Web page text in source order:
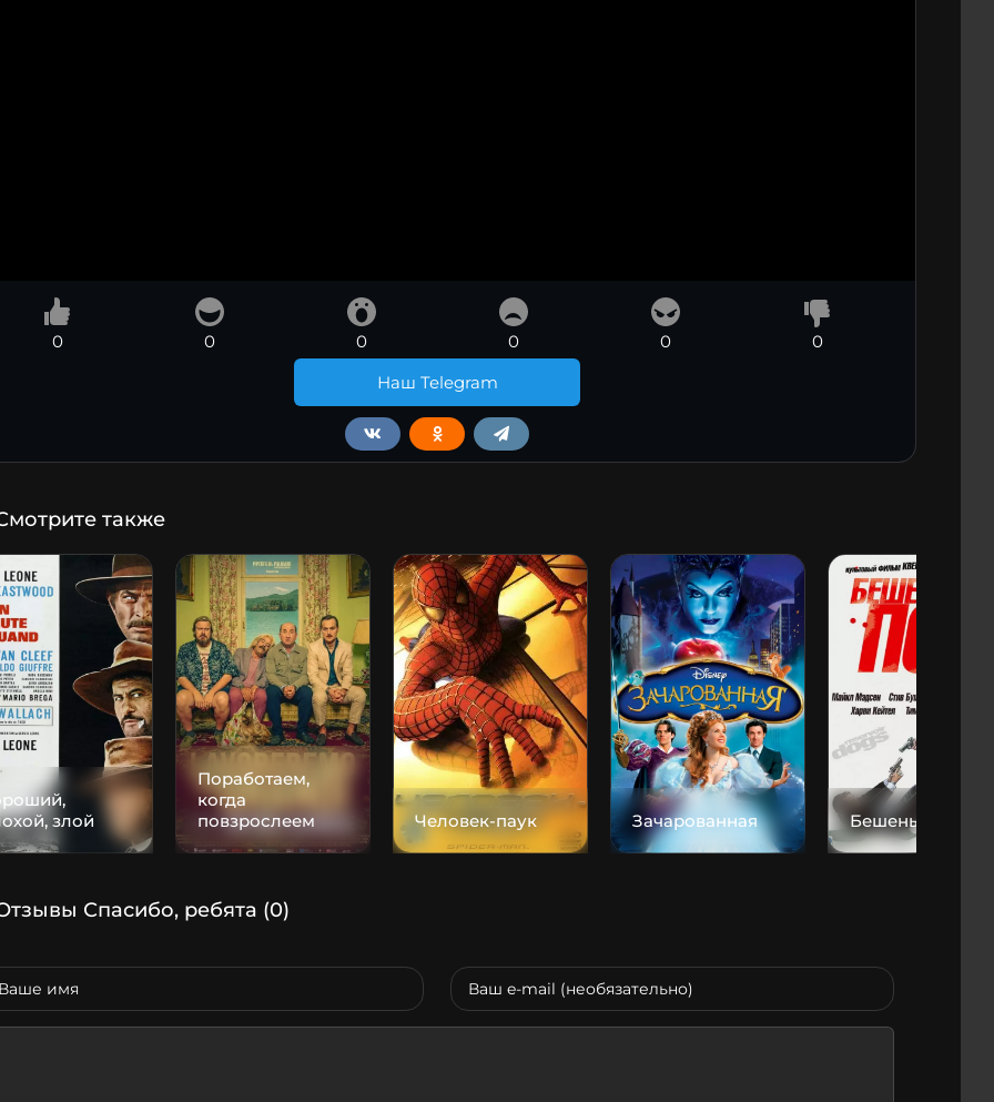
0 0 0 0 0
0
Наш Telegram
также
злой
Поработаем,
когда
повзрослеем
Человек-паук Зачарованная Бешеные псы
Спасибо, ребята (0)